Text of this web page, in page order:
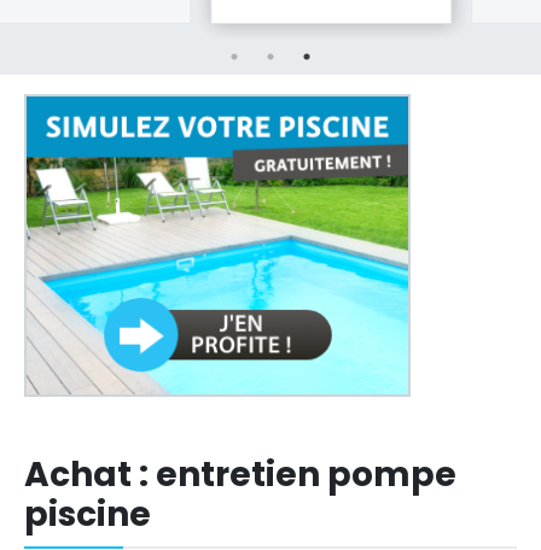
Achat : entretien pompe
piscine